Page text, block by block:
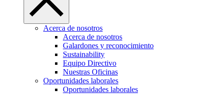
Acerca de nosotros
Acerca de nosotros
Galardones y reconocimiento
Sustainability
Equipo Directivo
Nuestras Oficinas
Oportunidades laborales
Oportunidades laborales